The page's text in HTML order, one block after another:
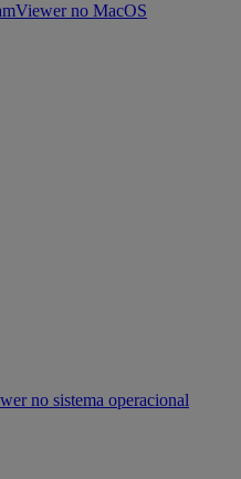
no MacOS
no sistema operacional